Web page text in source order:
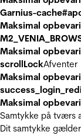
Garnius-
Maksimal
Maksimal
scrollLockAfventer
Maksimal
Maksimal
Samtykke på tværs
Dit samtykke